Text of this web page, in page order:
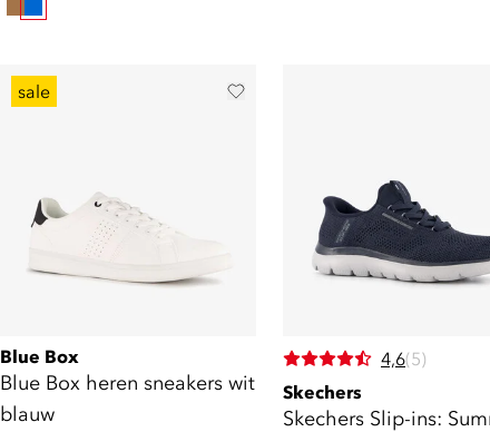
sale
Blue Box
Blue Box heren sneakers wit
blauw
4,6(5)
Skechers
Skechers Slip-ins: